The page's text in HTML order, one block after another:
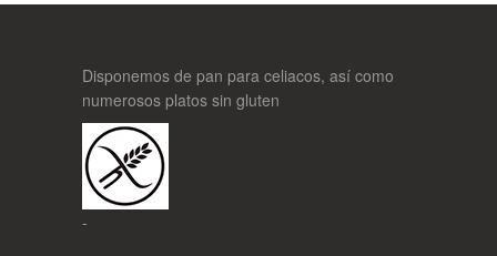
Disponemos de pan para celiacos, así como
numerosos platos sin gluten
-